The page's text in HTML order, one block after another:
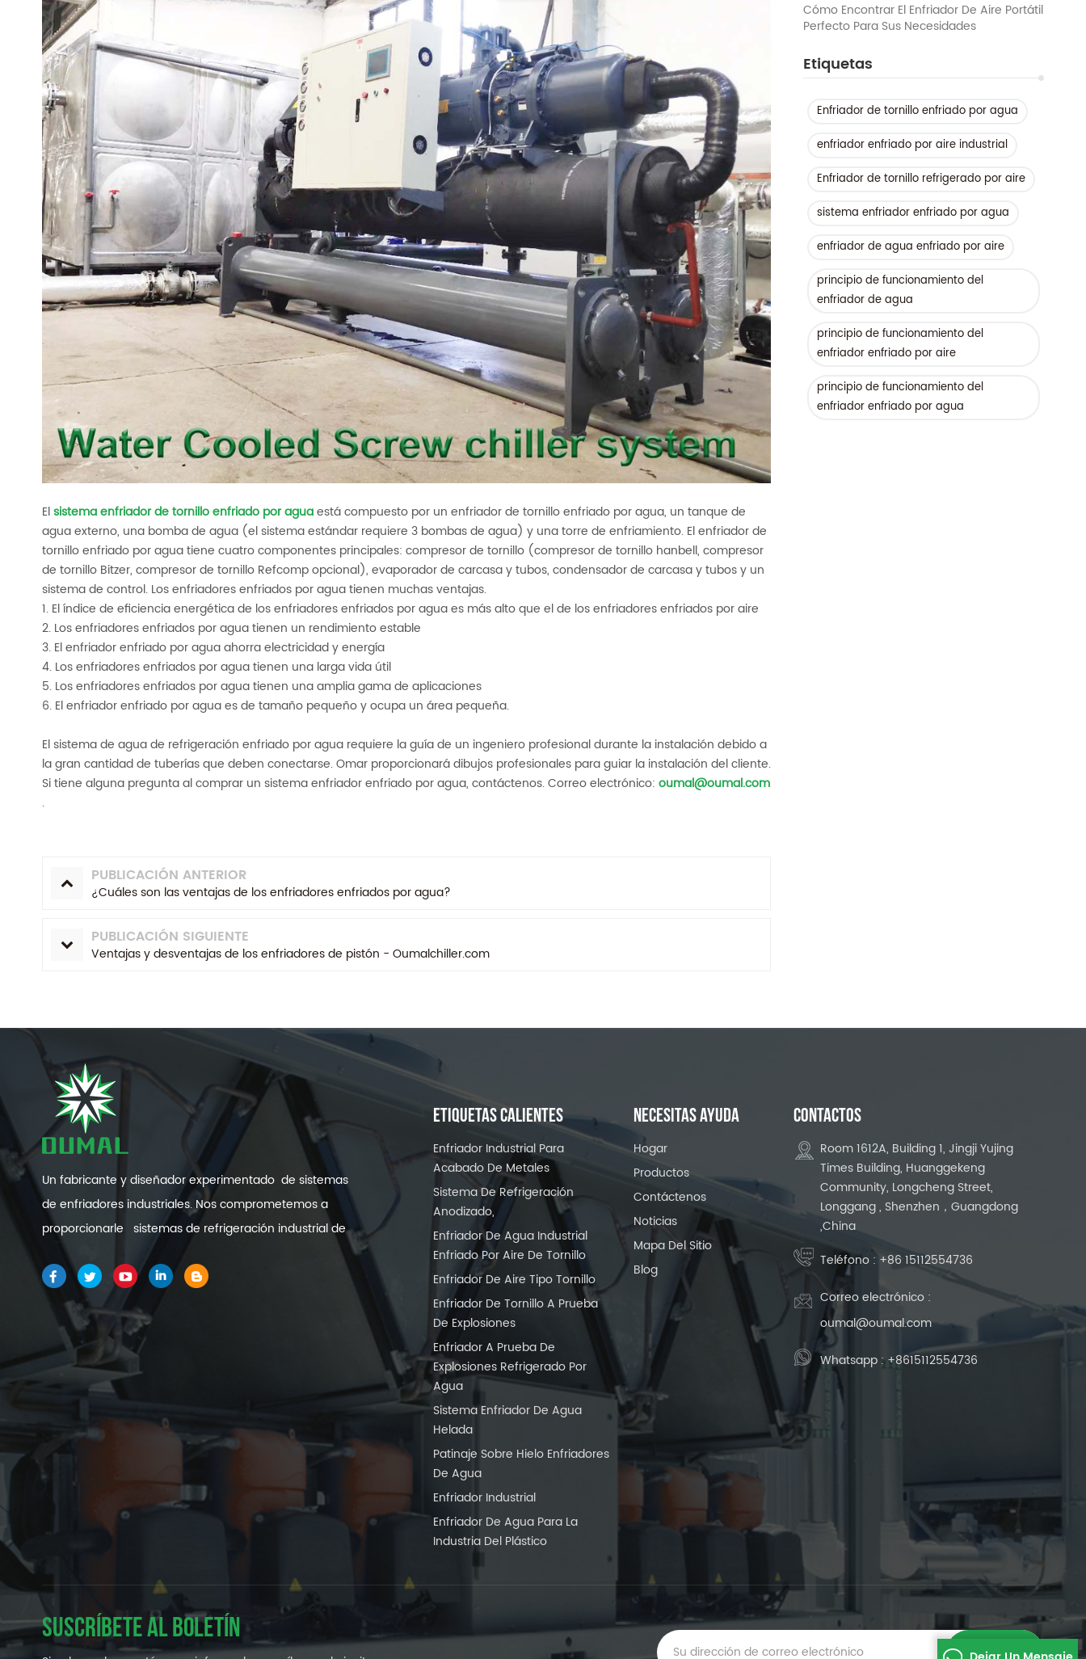
Cómo Encontrar El Enfriador De Aire Portátil
Perfecto Para Sus Necesidades
Etiquetas
Enfriador de tornillo enfriado por agua
enfriador enfriado por aire industrial
Enfriador de tornillo refrigerado por aire
sistema enfriador enfriado por agua
enfriador de agua enfriado por aire
principio de funcionamiento del
enfriador de agua
principio de funcionamiento del
enfriador enfriado por aire
principio de funcionamiento del
enfriador enfriado por agua
Elsistema enfriador de tornillo enfriado por aguaestá compuesto por un enfriador de tornillo enfriado por agua, un tanque de
agua externo, una bomba de agua (el sistema estándar requiere 3 bombas de agua) y una torre de enfriamiento. El enfriador de
tornillo enfriado por agua tiene cuatro componentes principales: compresor de tornillo (compresor de tornillo hanbell, compresor
de tornillo Bitzer, compresor de tornillo Refcomp opcional), evaporador de carcasa y tubos, condensador de carcasa y tubos y un
sistema de control. Los enfriadores enfriados por agua tienen muchas ventajas.
1. El índice de eficiencia energética de los enfriadores enfriados por agua es más alto que el de los enfriadores enfriados por aire
2. Los enfriadores enfriados por agua tienen un rendimiento estable
3. El enfriador enfriado por agua ahorra electricidad y energía
4. Los enfriadores enfriados por agua tienen una larga vida útil
5. Los enfriadores enfriados por agua tienen una amplia gama de aplicaciones
6. El enfriador enfriado por agua es de tamaño pequeño y ocupa un área pequeña.
El sistema de agua de refrigeración enfriado por agua requiere la guía de un ingeniero profesional durante la instalación debido a
la gran cantidad de tuberías que deben conectarse. Omar proporcionará dibujos profesionales para guiar la instalación del cliente.
Si tiene alguna pregunta al comprar un sistema enfriador enfriado por agua, contáctenos. Correo electrónico:oumal@oumal.com
.
PUBLICACIÓN ANTERIOR
¿Cuáles son las ventajas de los enfriadores enfriados por agua?
PUBLICACIÓN SIGUIENTE
Ventajas y desventajas de los enfriadores de pistón - Oumalchiller.com
Un fabricante y diseñador experimentado de sistemas
de enfriadores industriales. Nos comprometemos a
proporcionarle sistemas de refrigeración industrial de
alta calidad y eficiencia .
ETIQUETAS CALIENTES
Enfriador Industrial Para
Acabado De Metales
Sistema De Refrigeración
Anodizado,
Enfriador De Agua Industrial
Enfriado Por Aire De Tornillo
Enfriador De Aire Tipo Tornillo
Enfriador De Tornillo A Prueba
De Explosiones
Enfriador A Prueba De
Explosiones Refrigerado Por
Agua
Sistema Enfriador De Agua
Helada
Patinaje Sobre Hielo Enfriadores
De Agua
Enfriador Industrial
Enfriador De Agua Para La
Industria Del Plástico
NECESITAS AYUDA
Hogar
Productos
Contáctenos
Noticias
Mapa Del Sitio
Blog
CONTACTOS
Room 1612A, Building 1, Jingji Yujing
Times Building, Huanggekeng
Community, Longcheng Street,
Longgang , Shenzhen，Guangdong
,China
Teléfono : +86 15112554736
Correo electrónico :
oumal@oumal.com
Whatsapp :+8615112554736
SUSCRÍBETE AL BOLETÍN